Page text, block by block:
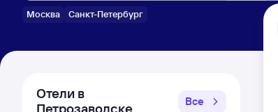
Москва Санкт-Петербург
Отели в
Петрозаводске
Все